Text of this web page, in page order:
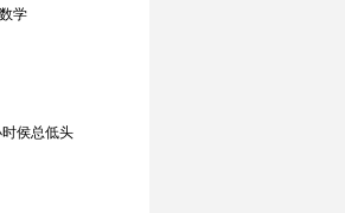
学
侯总低头